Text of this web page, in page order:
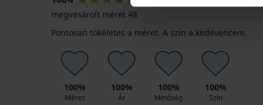
megvásárolt méret 48
Pontosan tökéletes a méret. A szín a kedevencem.
100%
Méret
100%
Ár
100%
Minőség
100%
Szín